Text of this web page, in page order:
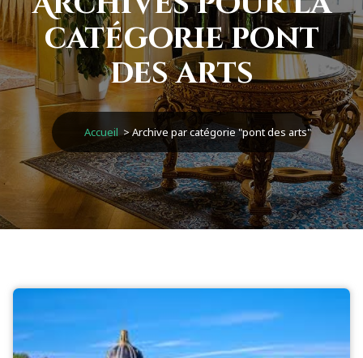
catégorie pont
des arts
Accueil>Archive par catégorie "pont des arts"